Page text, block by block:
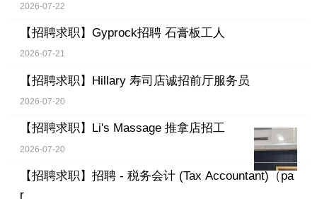
2026-07-22
【招聘求职】 Gyprock招聘 石膏板工人
2026-07-21
【招聘求职】 Hillary 寿司店诚招前厅服务员
2026-07-20
【招聘求职】 Li's Massage 推拿店招工
2026-07-20
【招聘求职】 招聘 - 税务会计 (Tax Accountant)（pa
r